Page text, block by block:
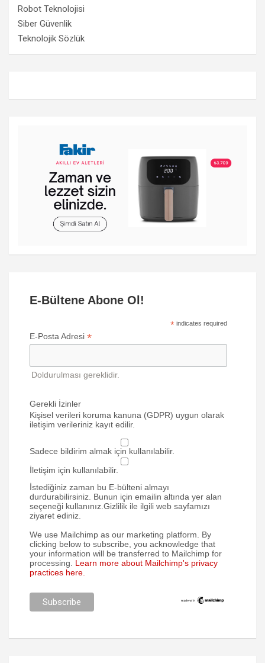
Robot Teknolojisi
Siber Güvenlik
Teknolojik Sözlük
E-Bültene Abone Ol!
* indicates required
E-Posta Adresi *
Doldurulması gereklidir.
Gerekli İzinler
Kişisel verileri koruma kanuna (GDPR) uygun olarak
iletişim verileriniz kayıt edilir.
Sadece bildirim almak için kullanılabilir.
İletişim için kullanılabilir.
İstediğiniz zaman bu E-bülteni almayı
durdurabilirsiniz. Bunun için emailin altında yer alan
seçeneği kullanınız.Gizlilik ile ilgili web sayfamızı
ziyaret ediniz.
We use Mailchimp as our marketing platform. By
clicking below to subscribe, you acknowledge that
your information will be transferred to Mailchimp for
processing. Learn more about Mailchimp's privacy
practices here.